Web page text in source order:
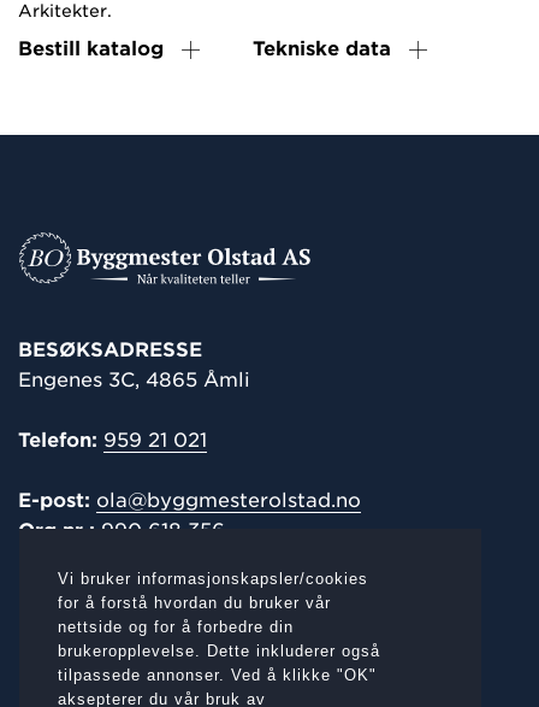
Vi bruker informasjonskapsler/cookies
for å forstå hvordan du bruker vår
nettside og for å forbedre din
brukeropplevelse. Dette inkluderer også
tilpassede annonser. Ved å klikke "OK"
aksepterer du vår bruk av
Arkitekter.
Bestill katalog Tekniske data
BESØKSADRESSE
Engenes 3C, 4865 Åmli
Telefon: 959 21 021
E-post: ola@byggmesterolstad.no
Org.nr.: 990 618 356
POST-/FAKTURAADRESSE
Engenes 3C, 4865 Åmli